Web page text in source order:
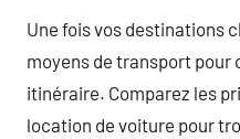
Une fois vos destinations
moyens de transport pour
itinéraire. Comparez les
location de voiture pour